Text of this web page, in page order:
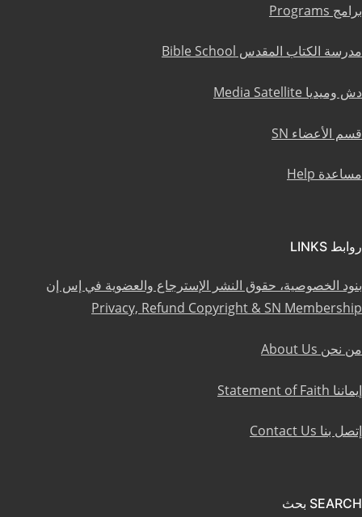
برامج Programs
مدرسة الكتاب المقدس Bible School
دش وميديا Media Satellite
قسم الأعضاء SN
مساعدة Help
روابط LINKS
بنود الخصوصية، حقوق النشر الإسترجاع والعضوية في إس إن
Privacy, Refund Copyright & SN Membership
من نحن About Us
إيماننا Statement of Faith
إتصل بنا Contact Us
SEARCH بحث